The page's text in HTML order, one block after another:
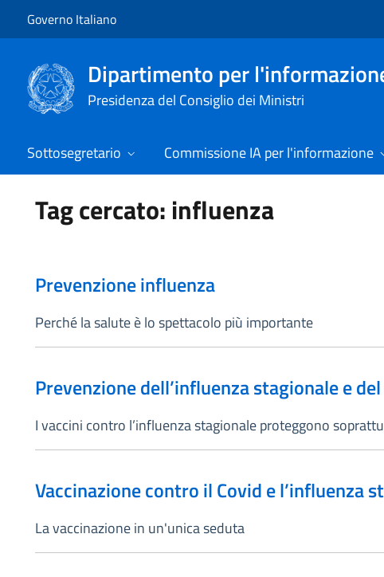
Governo Italiano
Dipartimento per
Presidenza del Consiglio dei Ministri
Sottosegretario Commissione IA per l'informazione
Tag cercato: influenza
Prevenzione influenza
Perché la salute è lo spettacolo più importante
Prevenzione dell’influenza stagionale e
I vaccini contro l’influenza stagionale proteggono
Vaccinazione contro il Covid e l’influenza
La vaccinazione in un'unica seduta